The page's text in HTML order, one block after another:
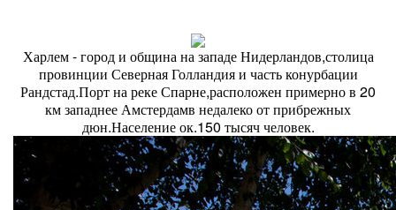
Харлем - город и община на западе Нидерландов,столица
провинции Северная Голландия и часть конурбации
Рандстад.Порт на реке Спарне,расположен примерно в 20
км западнее Амстердамв недалеко от прибрежных
дюн.Население ок.150 тысяч человек.